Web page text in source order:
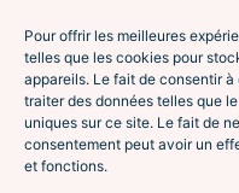
Pour offrir les meilleures
telles que les cookies pour
appareils. Le fait de consentir
traiter des données telles que
uniques sur ce site. Le fait de
consentement peut avoir un
et fonctions.
Sésame
De l’attente à la vraie
rencontre. Coaching en
relation amoureuse, pour